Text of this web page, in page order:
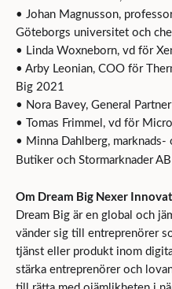
• Johan Magnusson,
Göteborgs universitet och
• Linda Woxneborn, vd för
• Arby Leonian, COO för
Big 2021
• Nora Bavey, General
• Tomas Frimmel, vd för
• Minna Dahlberg,
Butiker och Stormarknader AB
Om Dream Big Nexer
Dream Big är en global och
vänder sig till entreprenörer
tjänst eller produkt inom
stärka entreprenörer och